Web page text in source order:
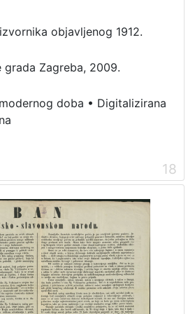
objavljenog 1912.
grada Zagreba, 2009.
doba • Digitalizirana
18